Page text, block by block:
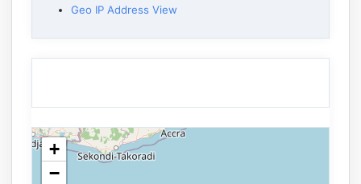
Geo IP Address View
+
−